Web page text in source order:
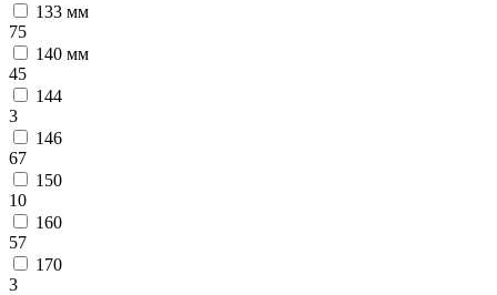
133 мм
75
140 мм
45
144
3
146
67
150
10
160
57
170
3